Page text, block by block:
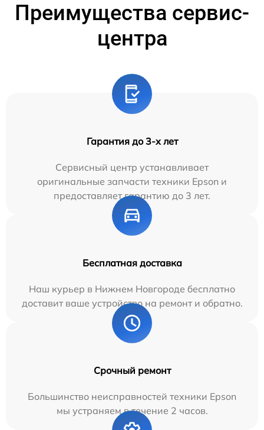
Преимущества сервис-
центра
Гарантия до 3-х лет
Сервисный центр устанавливает
оригинальные запчасти техники Epson и
предоставляет гарантию до 3 лет.
Бесплатная доставка
Наш курьер в Нижнем Новгороде бесплатно
доставит ваше устройство на ремонт и обратно.
Срочный ремонт
Большинство неисправностей техники Epson
мы устраняем в течение 2 часов.